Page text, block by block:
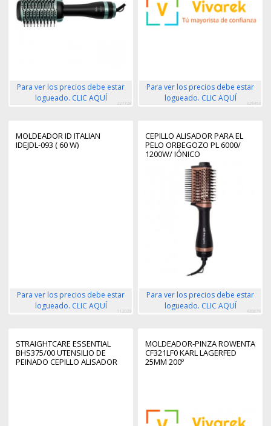
Para ver los precios debe estar
logueado. CLIC AQUÍ
227728
Para ver los precios debe estar
logueado. CLIC AQUÍ
329463
MOLDEADOR ID ITALIAN
IDEJDL-093 ( 60 W)
Para ver los precios debe estar
logueado. CLIC AQUÍ
112029
CEPILLO ALISADOR PARA EL
PELO ORBEGOZO PL 6000/
1200W/ IÓNICO
Para ver los precios debe estar
logueado. CLIC AQUÍ
420879
STRAIGHTCARE ESSENTIAL
BHS375/00 UTENSILIO DE
PEINADO CEPILLO ALISADOR
MOLDEADOR-PINZA ROWENTA
CF321LF0 KARL LAGERFED
25MM 200º